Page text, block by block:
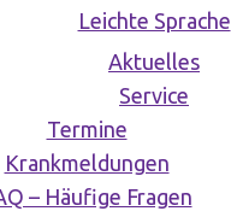
Leichte Sprache
Aktuelles
Service
Termine
Krankmeldungen
– Häufige Fragen